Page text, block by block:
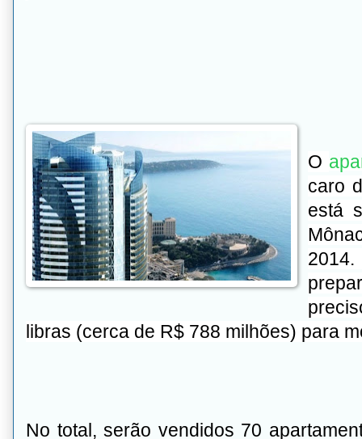
O
caro
está
libras (cerca de R$ 788 milhões) para
No total, serão vendidos 70